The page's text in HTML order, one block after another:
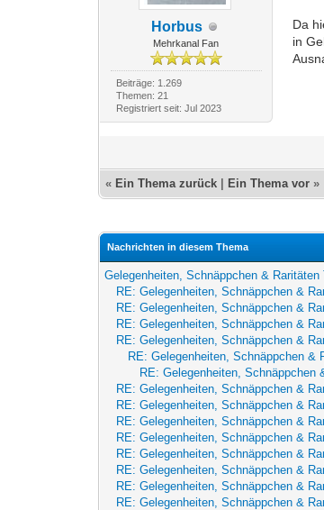
Horbus
Mehrkanal Fan
Beiträge: 1.269
Themen: 21
Registriert seit: Jul 2023
Da
in
« Ein Thema zurück Ein Thema vor »
Nachrichten in diesem Thema
Gelegenheiten, Schnäppchen & Raritäten
RE: Gelegenheiten, Schnäppchen &
RE: Gelegenheiten, Schnäppchen &
RE: Gelegenheiten, Schnäppchen &
RE: Gelegenheiten, Schnäppchen &
RE: Gelegenheiten, Schnäppchen &
RE: Gelegenheiten, Schnäppchen
RE: Gelegenheiten, Schnäppchen &
RE: Gelegenheiten, Schnäppchen &
RE: Gelegenheiten, Schnäppchen &
RE: Gelegenheiten, Schnäppchen &
RE: Gelegenheiten, Schnäppchen &
RE: Gelegenheiten, Schnäppchen &
RE: Gelegenheiten, Schnäppchen &
RE: Gelegenheiten, Schnäppchen &